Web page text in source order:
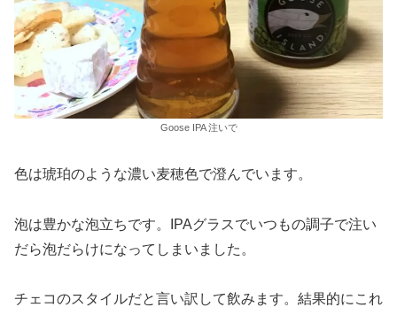
Goose IPA 注いで
色は琥珀のような濃い麦穂色で澄んでいます。
泡は豊かな泡立ちです。IPAグラスでいつもの調子で注い
だら泡だらけになってしまいました。
チェコのスタイルだと言い訳して飲みます。結果的にこれ